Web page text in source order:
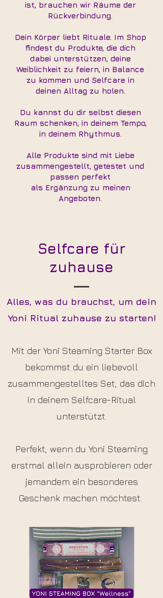
ist, brauchen wir Räume der
Rückverbindung.
Dein Körper liebt Rituale. Im Shop
findest du Produkte, die dich
dabei unterstützen, deine
Weiblichkeit zu feiern, in Balance
zu kommen und Selfcare in
deinen Alltag zu holen.
Du kannst du dir selbst diesen
Raum schenken, in deinem Tempo,
in deinem Rhythmus.
Alle Produkte sind mit Liebe
zusammengestellt, getestet und
passen perfekt
als Ergänzung zu meinen
Angeboten.
Selfcare für
zuhause
Alles, was du brauchst, um dein
Yoni Ritual zuhause zu starten!
Mit der Yoni Steaming Starter Box
bekommst du ein liebevoll
zusammengestelltes Set, das dich
in deinem Selfcare-Ritual
unterstützt.
Perfekt, wenn du Yoni Steaming
erstmal allein ausprobieren oder
jemandem ein besonderes
Geschenk machen möchtest.